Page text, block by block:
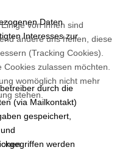
Daten
Interesses zur
durch die
(via Mailkontakt)
gespeichert,
werden
von ihnen sind
andere uns helfen, diese
(Tracking Cookies).
zulassen möchten.
womöglich nicht mehr
stehen.